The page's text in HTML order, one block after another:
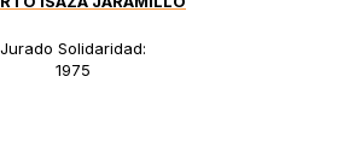
Jurado Solidaridad:
1975